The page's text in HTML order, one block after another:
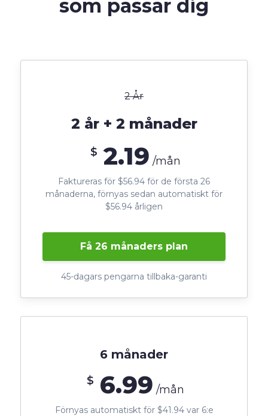
som passar dig
2 År
2 år + 2 månader
$ 2.19 /mån
Faktureras för $56.94 för de första 26
månaderna, förnyas sedan automatiskt för
$56.94 årligen
Få 26 månaders plan
45-dagars pengarna tillbaka-garanti
6 månader
$ 6.99 /mån
Förnyas automatiskt för $41.94 var 6:e